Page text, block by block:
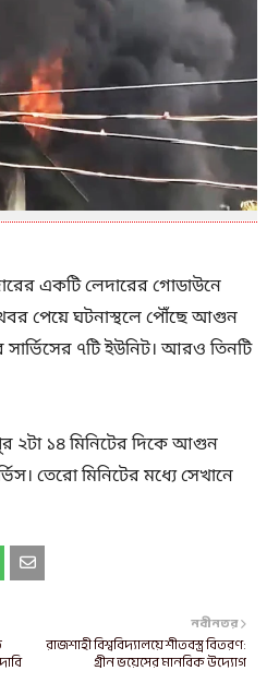
একটি লেদারের গোডাউনে
খবর পেয়ে ঘটনাস্থলে পৌঁছে আগুন
সার্ভিসের ৭টি ইউনিট। আরও তিনটি
২টা ১৪ মিনিটের দিকে আগুন
তেরো মিনিটের মধ্যে সেখানে
নবীনতর
রাজশাহী বিশ্ববিদ্যালয়ে শীতবস্ত্র বিতরণ:
গ্রীন ভয়েসের মানবিক উদ্যোগ